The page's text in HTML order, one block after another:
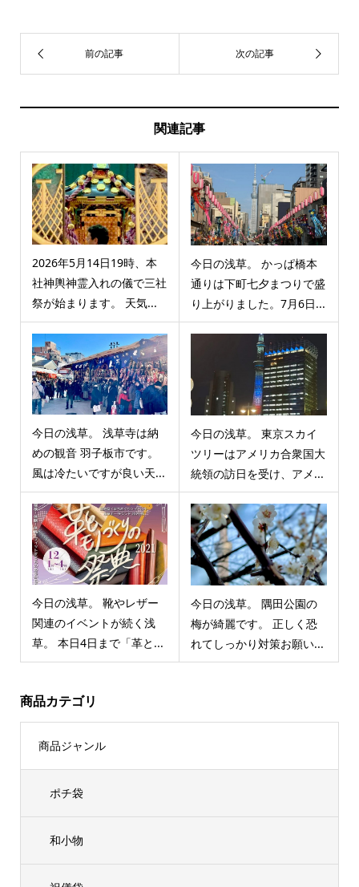
関連記事
2026年5月14日19時、本
社神輿神霊入れの儀で三社
祭が始まります。 天気...
今日の浅草。 かっぱ橋本
通りは下町七夕まつりで盛
り上がりました。7月6日...
今日の浅草。 浅草寺は納
めの観音 羽子板市です。
風は冷たいですが良い天...
今日の浅草。 東京スカイ
ツリーはアメリカ合衆国大
統領の訪日を受け、アメ...
今日の浅草。 靴やレザー
関連のイベントが続く浅
草。 本日4日まで「革と...
今日の浅草。 隅田公園の
梅が綺麗です。 正しく恐
れてしっかり対策お願い...
商品カテゴリ
商品ジャンル
ポチ袋
和小物